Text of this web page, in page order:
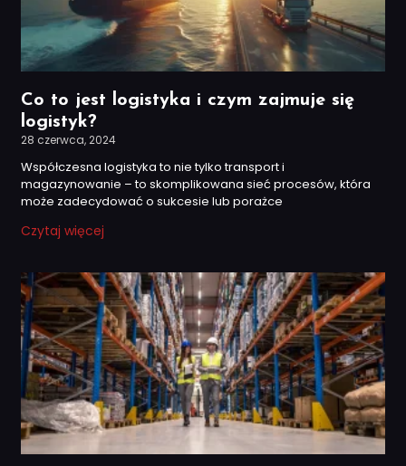
Co to jest logistyka i czym zajmuje się
logistyk?
28 czerwca, 2024
Współczesna logistyka to nie tylko transport i
magazynowanie – to skomplikowana sieć procesów, która
może zadecydować o sukcesie lub porażce
Czytaj więcej